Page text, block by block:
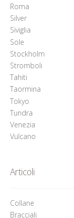
Roma
Silver
Siviglia
Sole
Stockholm
Stromboli
Tahiti
Taormina
Tokyo
Tundra
Venezia
Vulcano
Articoli
Collane
Bracciali